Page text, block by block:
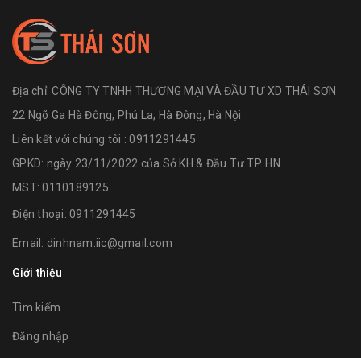
Địa chỉ:CÔNG TY TNHH THƯƠNG MẠI VÀ ĐẦU TƯ XD THÁI SƠN
22 Ngõ Ga Hà Đông, Phú La, Hà Đông, Hà Nội
Liên kết với chúng tôi : 0911291445
GPKD: ngày 23/11/2022 của Sở KH & Đầu Tư TP. HN
MST: 0110189125
Điện thoại: 0911291445
Email: dinhnam.iic@gmail.com
Giới thiệu
Tìm kiếm
Đăng nhập